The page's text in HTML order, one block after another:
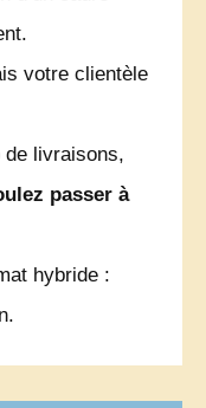
votre clientèle
de livraisons,
passer à
hybride :